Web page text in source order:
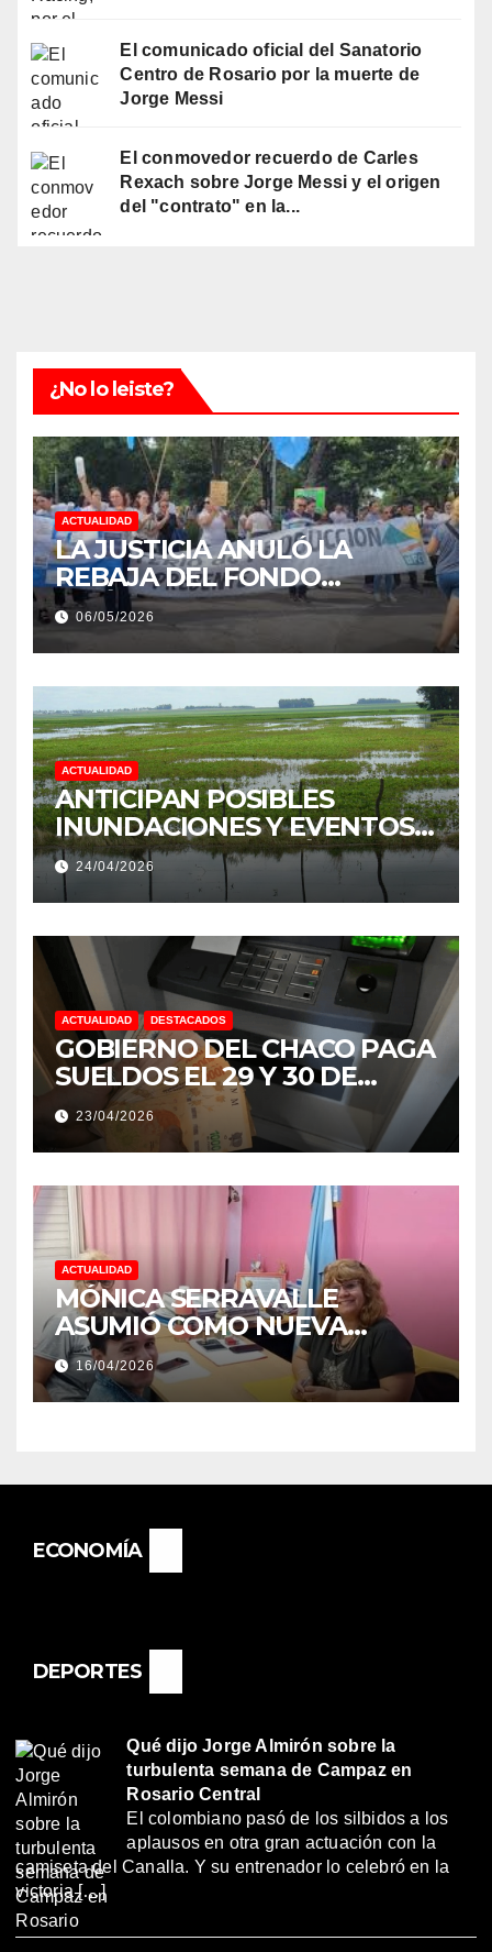
El comunicado oficial del Sanatorio
Centro de Rosario por la muerte de
Jorge Messi
El conmovedor recuerdo de Carles
Rexach sobre Jorge Messi y el origen
del "contrato" en la...
¿No lo leiste?
ACTUALIDAD
LA JUSTICIA ANULÓ LA
REBAJA DEL FONDO
ESTÍMULO A EMPLEADOS DE
PRODUCCIÓN DE LA
PROVINCIA DEL CHACO
06/05/2026
ACTUALIDAD
ANTICIPAN POSIBLES
INUNDACIONES Y EVENTOS
EXTREMOS: “PODRÍA SER UN
NIÑO MUY IMPORTANTE”
24/04/2026
ACTUALIDAD DESTACADOS
GOBIERNO DEL CHACO PAGA
SUELDOS EL 29 Y 30 DE
ABRIL, CON EL 2% DE
AUMENTO
23/04/2026
ACTUALIDAD
MÓNICA SERRAVALLE
ASUMIÓ COMO NUEVA
DIRECTORA DEL E.E.S. N° 82
«RENÉ FAVALORO» DE
BASAIL.
16/04/2026
ECONOMÍA
DEPORTES
Qué dijo Jorge Almirón sobre la
turbulenta semana de Campaz en
Rosario Central
El colombiano pasó de los silbidos a los
aplausos en otra gran actuación con la
camiseta del Canalla. Y su entrenador lo celebró en la
victoria […]